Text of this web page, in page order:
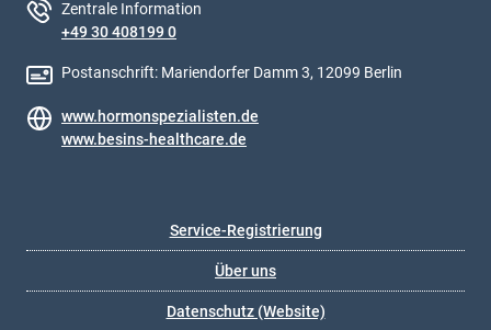
Zentrale Information
+49 30 408199 0
Postanschrift: Mariendorfer Damm 3, 12099 Berlin
www.hormonspezialisten.de
www.besins-healthcare.de
Service-Registrierung
Über uns
Datenschutz (Website)